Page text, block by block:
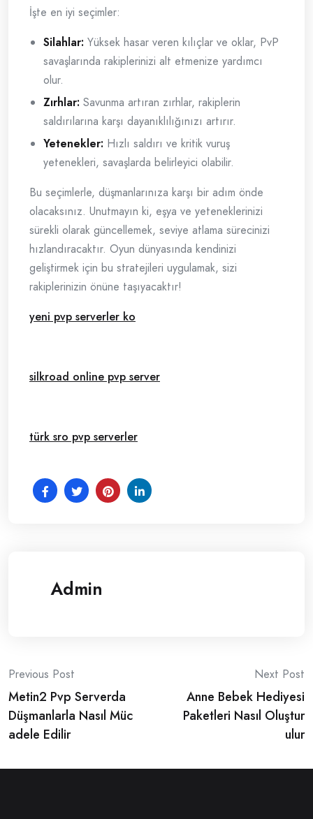
İşte en iyi seçimler:
Silahlar: Yüksek hasar veren kılıçlar ve oklar, PvP
savaşlarında rakiplerinizi alt etmenize yardımcı
olur.
Zırhlar: Savunma artıran zırhlar, rakiplerin
saldırılarına karşı dayanıklılığınızı artırır.
Yetenekler: Hızlı saldırı ve kritik vuruş
yetenekleri, savaşlarda belirleyici olabilir.
Bu seçimlerle, düşmanlarınıza karşı bir adım önde
olacaksınız. Unutmayın ki, eşya ve yeteneklerinizi
sürekli olarak güncellemek, seviye atlama sürecinizi
hızlandıracaktır. Oyun dünyasında kendinizi
geliştirmek için bu stratejileri uygulamak, sizi
rakiplerinizin önüne taşıyacaktır!
yeni pvp serverler ko
silkroad online pvp server
türk sro pvp serverler
Admin
Post
navigation
Previous Post
Metin2 Pvp Serverda
Düşmanlarla Nasıl Müc
adele Edilir
Next Post
Anne Bebek Hediyesi
Paketleri Nasıl Oluştur
ulur